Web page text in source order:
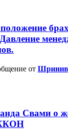
от
Свами о